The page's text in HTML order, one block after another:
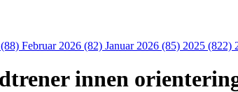
Februar 2026 (82) Januar 2026 (85) 2025 (822)
innen